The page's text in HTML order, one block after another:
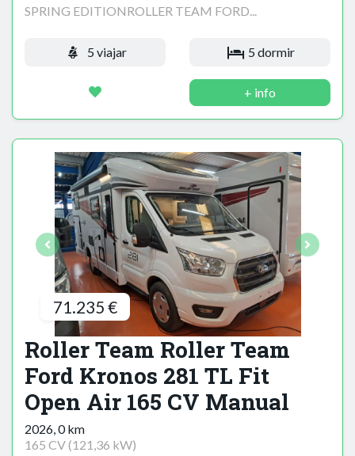
SPRING EDITIONROLLER TEAM FORD...
5 viajar 5 dormir
+ info
71.235 €
Roller Team Roller Team
Ford Kronos 281 TL Fit
Open Air 165 CV Manual
2026, 0 km
165 CV (121,36 kW)